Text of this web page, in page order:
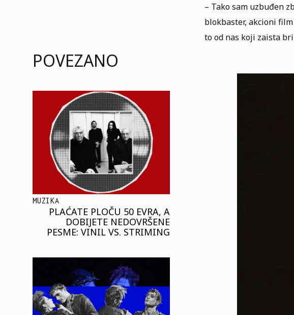
POVEZANO
MUZIKA
PLAĆATE PLOČU 50 EVRA, A
DOBIJETE NEDOVRŠENE
PESME: VINIL VS. STRIMING
– Tako sam uzbuđen
blokbaster, akcioni
to od nas koji zaista